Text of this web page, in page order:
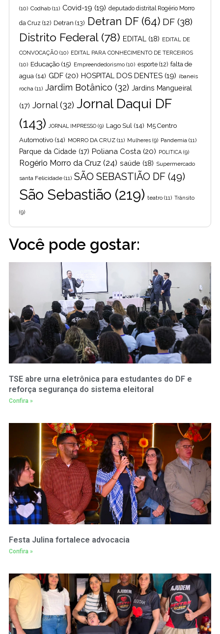
(10) Codhab (11) Covid-19 (19) deputado distrital Rogério Morro
da Cruz (12) Detran (13) Detran DF(64) DF (38)
Distrito Federal(78) EDITAL (18) EDITAL DE
CONVOCAÇÃO (10) EDITAL PARA CONHECIMENTO DE TERCEIROS
(10) Educação (15) Empreendedorismo (10) esporte (12) falta de
agua (14) GDF (20) HOSPITAL DOS DENTES (19) ibaneis
rocha (11) Jardim Botânico (32) Jardins Mangueiral
(17) Jornal(32) Jornal Daqui DF
(143)
JORNAL IMPRESSO (9) Lago Sul (14) M5 Centro
Automotivo (14) MORRO DA CRUZ (11) Mulheres (9) Pandemia (11)
Parque da Cidade (17) Poliana Costa (20) POLITICA (9)
Rogério Morro da Cruz (24) saúde (18) Supermercado
santa Felicidade (11) SÃO SEBASTIÃO DF (49)
São Sebastião (219) teatro (11) Trânsito
(9)
Você pode gostar:
TSE abre urna eletrônica para estudantes do DF e
reforça segurança do sistema eleitoral
Confira »
Festa Julina fortalece advocacia
Confira »